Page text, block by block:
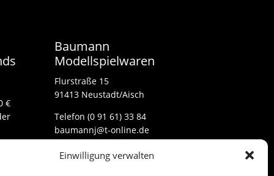
Einwilligung verwalten
€
Baumann
Modellspielwaren
Flurstraße 15
91413 Neustadt/Aisch
Telefon (0 91 61) 33 84
baumannj@t-online.de